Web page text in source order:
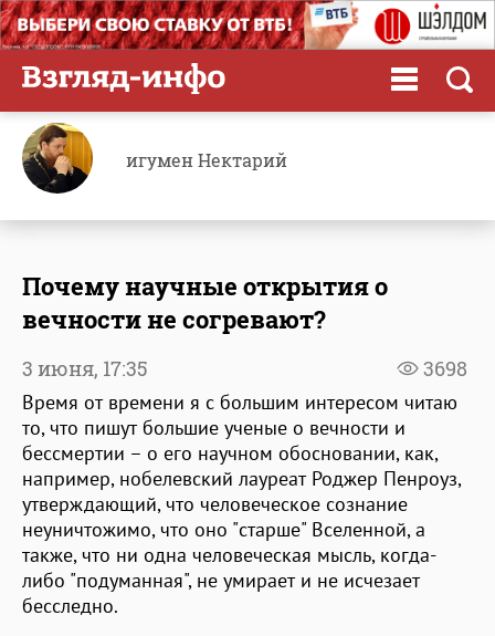
игумен Нектарий
Почему научные открытия о
вечности не согревают?
3698
3 июня, 17:35
Время от времени я с большим интересом читаю
то, что пишут большие ученые о вечности и
бессмертии – о его научном обосновании, как,
например, нобелевский лауреат Роджер Пенроуз,
утверждающий, что человеческое сознание
неуничтожимо, что оно "старше" Вселенной, а
также, что ни одна человеческая мысль, когда-
либо "подуманная", не умирает и не исчезает
бесследно.